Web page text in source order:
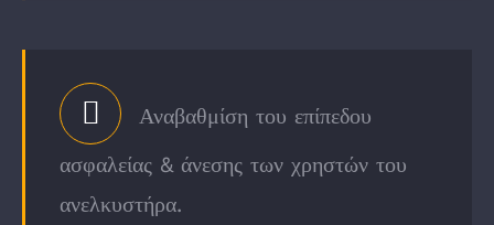
Αναβαθμίση του επίπεδου
ασφαλείας & άνεσης των χρηστών του
ανελκυστήρα.